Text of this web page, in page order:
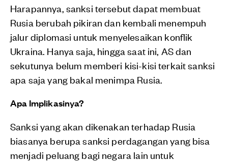
Harapannya, sanksi tersebut dapat membuat
Rusia berubah pikiran dan kembali menempuh
jalur diplomasi untuk menyelesaikan konflik
Ukraina. Hanya saja, hingga saat ini, AS dan
sekutunya belum memberi kisi-kisi terkait sanksi
apa saja yang bakal menimpa Rusia.
Apa Implikasinya?
Sanksi yang akan dikenakan terhadap Rusia
biasanya berupa sanksi perdagangan yang bisa
menjadi peluang bagi negara lain untuk